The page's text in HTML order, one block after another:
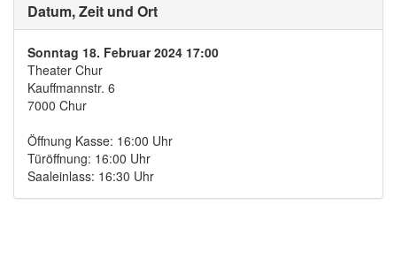
Datum, Zeit und Ort
Sonntag 18. Februar 2024 17:00
Theater Chur
Kauffmannstr. 6
7000 Chur
Öffnung Kasse: 16:00 Uhr
Türöffnung: 16:00 Uhr
Saaleinlass: 16:30 Uhr